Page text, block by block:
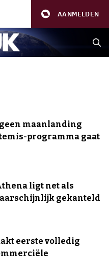
AANMELDEN
maanlanding
programma gaat
ligt net als
gekanteld
eerste volledig